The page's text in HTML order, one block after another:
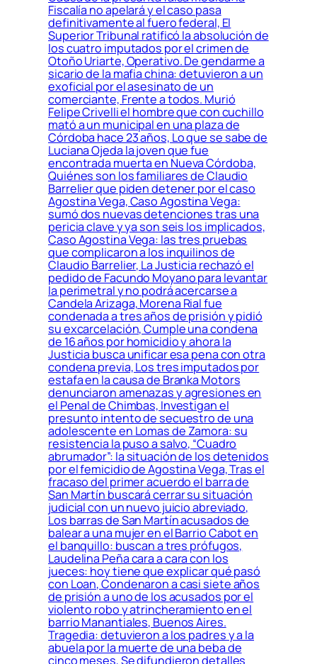
Fiscalía no apelará y el caso pasa
definitivamente al fuero federal, El
Superior Tribunal ratificó la absolución de
los cuatro imputados por el crimen de
Otoño Uriarte, Operativo. De gendarme a
sicario de la mafia china: detuvieron a un
exoficial por el asesinato de un
comerciante, Frente a todos. Murió
Felipe Crivelli el hombre que con cuchillo
mató a un municipal en una plaza de
Córdoba hace 23 años, Lo que se sabe de
Luciana Ojeda la joven que fue
encontrada muerta en Nueva Córdoba,
Quiénes son los familiares de Claudio
Barrelier que piden detener por el caso
Agostina Vega, Caso Agostina Vega:
sumó dos nuevas detenciones tras una
pericia clave y ya son seis los implicados,
Caso Agostina Vega: las tres pruebas
que complicaron a los inquilinos de
Claudio Barrelier, La Justicia rechazó el
pedido de Facundo Moyano para levantar
la perimetral y no podrá acercarse a
Candela Arizaga, Morena Rial fue
condenada a tres años de prisión y pidió
su excarcelación, Cumple una condena
de 16 años por homicidio y ahora la
Justicia busca unificar esa pena con otra
condena previa, Los tres imputados por
estafa en la causa de Branka Motors
denunciaron amenazas y agresiones en
el Penal de Chimbas, Investigan el
presunto intento de secuestro de una
adolescente en Lomas de Zamora: su
resistencia la puso a salvo, “Cuadro
abrumador”: la situación de los detenidos
por el femicidio de Agostina Vega, Tras el
fracaso del primer acuerdo el barra de
San Martín buscará cerrar su situación
judicial con un nuevo juicio abreviado,
Los barras de San Martín acusados de
balear a una mujer en el Barrio Cabot en
el banquillo: buscan a tres prófugos,
Laudelina Peña cara a cara con los
jueces: hoy tiene que explicar qué pasó
con Loan, Condenaron a casi siete años
de prisión a uno de los acusados por el
violento robo y atrincheramiento en el
barrio Manantiales, Buenos Aires.
Tragedia: detuvieron a los padres y a la
abuela por la muerte de una beba de
cinco meses, Se difundieron detalles